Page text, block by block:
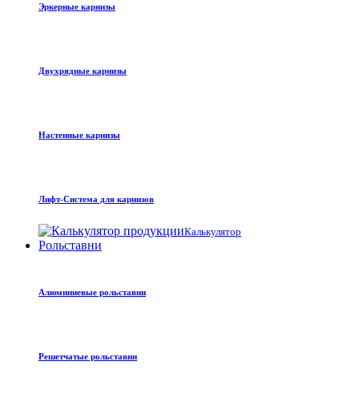
Эркерные карнизы
Двухрядные карнизы
Настенные карнизы
Лифт-Система для карнизов
Калькулятор
Рольставни
Алюминиевые рольставни
Решетчатые рольставни